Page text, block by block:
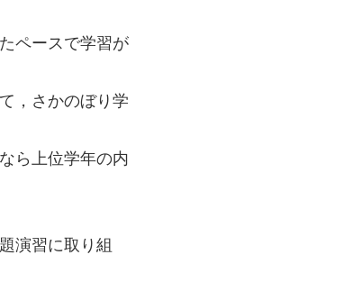
ペースで学習が
，さかのぼり学
ら上位学年の内
演習に取り組